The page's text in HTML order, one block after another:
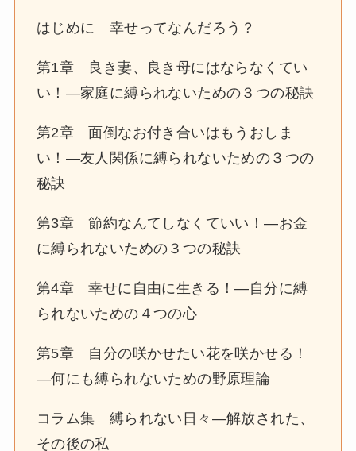
はじめに 幸せってなんだろう？
第1章 良き妻、良き母にはならなくてい
い！―家庭に縛られないための３つの秘訣
第2章 面倒なお付き合いはもうおしま
い！―友人関係に縛られないための３つの
秘訣
第3章 節約なんてしなくていい！―お金
に縛られないための３つの秘訣
第4章 幸せに自由に生きる！―自分に縛
られないための４つの心
第5章 自分の咲かせたい花を咲かせる！
―何にも縛られないための野原理論
コラム集 縛られない日々―解放された、
その後の私